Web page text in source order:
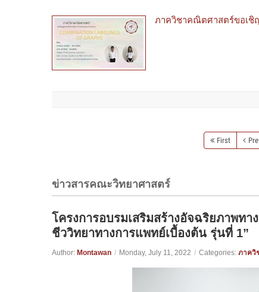
ภาควิชาคณิตศาสตร์ขอเชิ
First
ข่าวสารคณะวิทยาศาสตร์
โครงการอบรมเสริมสร้างอัจฉริยภาพท
ชีววิทยาทางการแพทย์เบื้องต้น รุ่นที่ 1”
Author: Montawan / Monday, July 11, 2022 / Categories: ภาควิ